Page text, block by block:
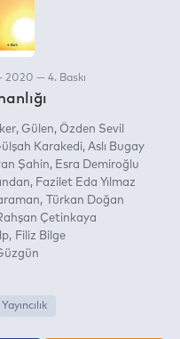
2020 — 4. Baskı
Gülen
Özden Sevil
Karakedi Aslı Bugay
Şahin
Esra Demiroğlu
Fazilet Eda Yılmaz
Türkan Doğan
Çetinkaya
Filiz Bilge